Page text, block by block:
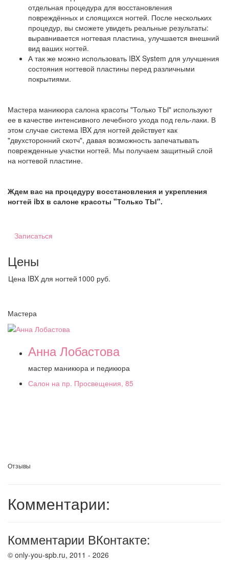
отдельная процедура для восстановления
повреждённых и слоящихся ногтей. После нескольких
процедур, вы сможете увидеть реальные результаты:
выравнивается ногтевая пластина, улучшается внешний
вид ваших ногтей.
А так же можно использовать IBX System для улучшения
состояния ногтевой пластины перед различными
покрытиями.
Мастера маникюра салона красоты "Только ТЫ" используют
ее в качестве интенсивного лечебного ухода под гель-лаки. В
этом случае система IBX для ногтей действует как
"двухсторонний скотч", давая возможность запечатывать
поврежденные участки ногтей. Мы получаем защитный слой
на ногтевой пластине.
Ждем вас на процедуру восстановления и укрепления
ногтей ibx в салоне красоты "Только ТЫ".
Записаться
Цены
Цена IBX для ногтей 1000 руб.
Мастера
Анна Лобастова
мастер маникюра и педикюра
Салон на пр. Просвещения, 85
Отзывы
Комментарии:
Комментарии ВКонтакте:
© only-you-spb.ru, 2011 - 2026